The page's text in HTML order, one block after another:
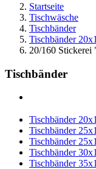
Startseite
Tischwäsche
Tischbänder
Tischbänder
20/160
Tischbänder
Tischbänder
Tischbänder
Tischbänder
Tischbänder
Tischbänder